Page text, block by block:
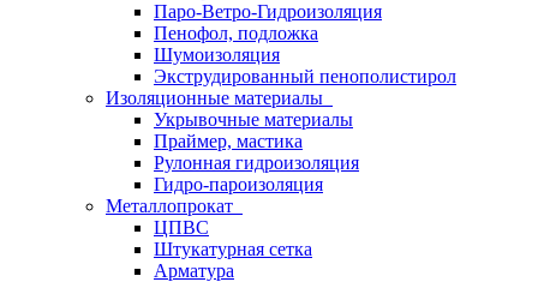
Паро-Ветро-Гидроизоляция
Пенофол, подложка
Шумоизоляция
Экструдированный пенополистирол
Изоляционные материалы
Укрывочные материалы
Праймер, мастика
Рулонная гидроизоляция
Гидро-пароизоляция
Металлопрокат
ЦПВС
Штукатурная сетка
Арматура